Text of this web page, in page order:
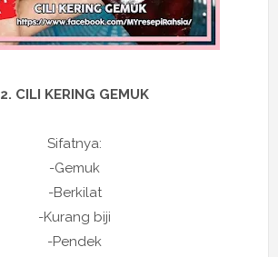
2. CILI KERING GEMUK
Sifatnya:
-Gemuk
-Berkilat
-Kurang biji
-Pendek